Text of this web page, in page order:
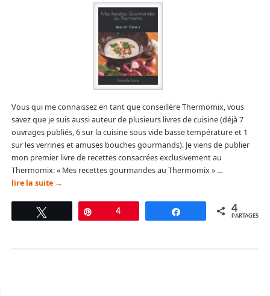
Vous qui me connaissez en tant que conseillère Thermomix, vous
savez que je suis aussi auteur de plusieurs livres de cuisine (déjà 7
ouvrages publiés, 6 sur la cuisine sous vide basse température et 1
sur les verrines et amuses bouches gourmands). Je viens de publier
mon premier livre de recettes consacrées exclusivement au
Thermomix: « Mes recettes gourmandes au Thermomix » …
lire la suite →
Tweetez Épingle
4 Partagez 4
PARTAGES